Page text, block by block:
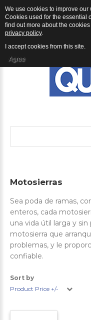
Motosierras
Sea poda de ramas,
enteros, cada
una vida útil larga y
motosierra que
problemas, y le
confiable.
Sort by
Product Price +/-
We use cookies to improve
Cookies used for the essential
find out more about the
privacy policy.
I accept cookies from this site.
Agree
QU |